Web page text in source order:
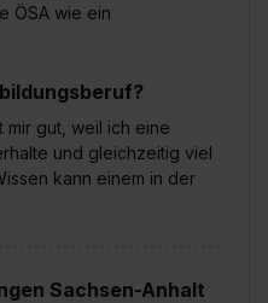
ÖSA wie ein
gut, weil ich eine
und gleichzeitig viel
kann einem in der
Sachsen-Anhalt